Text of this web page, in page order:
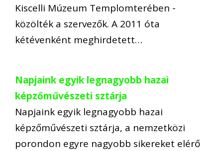
Kiscelli Múzeum Templomterében -
közölték a szervezők. A 2011 óta
kétévenként meghirdetett…
Napjaink egyik legnagyobb hazai
képzőművészeti sztárja
Napjaink egyik legnagyobb hazai
képzőművészeti sztárja, a nemzetközi
porondon egyre nagyobb sikereket elérő